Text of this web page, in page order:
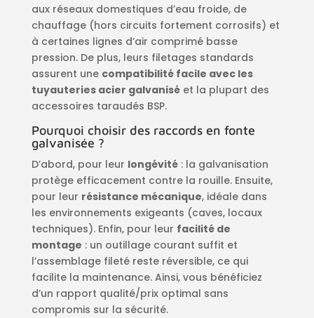
aux réseaux domestiques d’eau froide, de
chauffage (hors circuits fortement corrosifs) et
à certaines lignes d’air comprimé basse
pression. De plus, leurs filetages standards
assurent une compatibilité facile avec les
tuyauteries acier galvaniséet la plupart des
accessoires taraudés BSP.
Pourquoi choisir des raccords en fonte
galvanisée ?
D’abord, pour leur longévité: la galvanisation
protège efficacement contre la rouille. Ensuite,
pour leur résistance mécanique, idéale dans
les environnements exigeants (caves, locaux
techniques). Enfin, pour leur facilité de
montage : un outillage courant suffit et
l’assemblage fileté reste réversible, ce qui
facilite la maintenance. Ainsi, vous bénéficiez
d’un rapport qualité/prix optimal sans
compromis sur la sécurité.